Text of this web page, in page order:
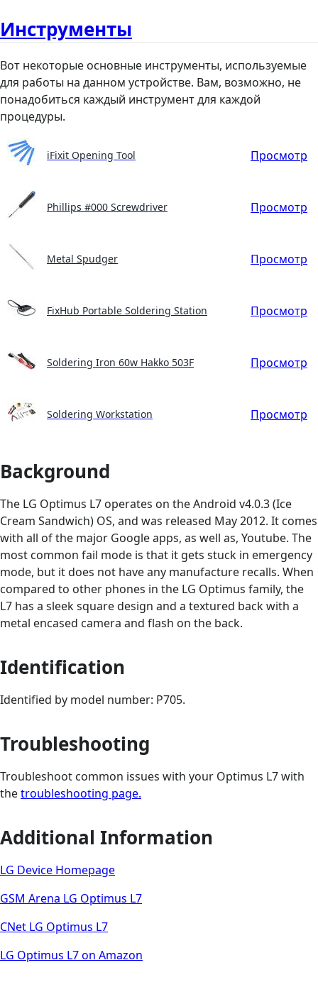
Инструменты
Вот некоторые основные инструменты, используемые
для работы на данном устройстве. Вам, возможно, не
понадобиться каждый инструмент для каждой
процедуры.
iFixit Opening Tool Просмотр
Phillips #000 Screwdriver Просмотр
Metal Spudger Просмотр
FixHub Portable Soldering Station Просмотр
Soldering Iron 60w Hakko 503F Просмотр
Soldering Workstation Просмотр
Background
The LG Optimus L7 operates on the Android v4.0.3 (Ice
Cream Sandwich) OS, and was released May 2012. It comes
with all of the major Google apps, as well as, Youtube. The
most common fail mode is that it gets stuck in emergency
mode, but it does not have any manufacture recalls. When
compared to other phones in the LG Optimus family, the
L7 has a sleek square design and a textured back with a
metal encased camera and flash on the back.
Identification
Identified by model number: P705.
Troubleshooting
Troubleshoot common issues with your Optimus L7 with
thetroubleshooting page.
Additional Information
LG Device Homepage
GSM Arena LG Optimus L7
CNet LG Optimus L7
LG Optimus L7 on Amazon